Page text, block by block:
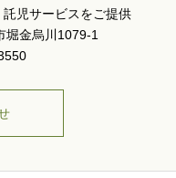
児サービスをご提供
堀金烏川1079-1